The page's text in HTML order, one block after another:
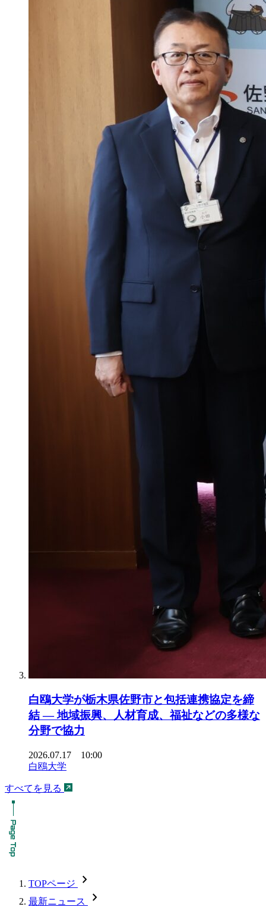
白鴎大学が栃木県佐野市と包括連携協定を締
結 ― 地域振興、人材育成、福祉などの多様な
分野で協力
2026.07.17 10:00
白鴎大学
すべてを見る
TOPページ chevron_forward
最新ニュース chevron_forward